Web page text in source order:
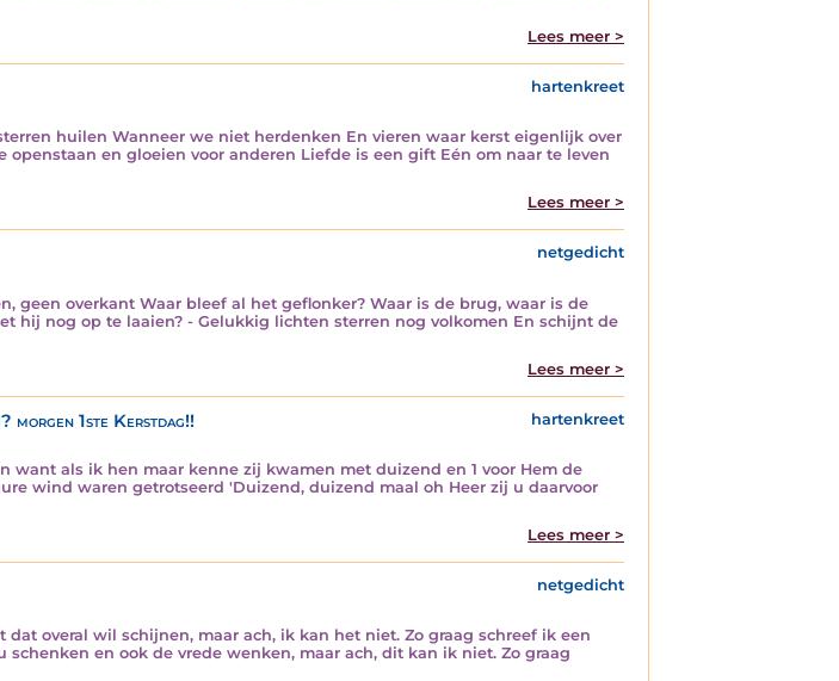
Lees meer >
hartenkreet
huilen Wanneer we niet herdenken En vieren waar kerst eigenlijk over
en gloeien voor anderen Liefde is een gift Eén om naar te leven
Lees meer >
netgedicht
geen overkant Waar bleef al het geflonker? Waar is de brug, waar is de
hij nog op te laaien? - Gelukkig lichten sterren nog volkomen En schijnt de
Lees meer >
1ste Kerstdag!!
hartenkreet
als ik hen maar kenne zij kwamen met duizend en 1 voor Hem de
wind waren getrotseerd 'Duizend, duizend maal oh Heer zij u daarvoor
Lees meer >
netgedicht
overal wil schijnen, maar ach, ik kan het niet. Zo graag schreef ik een
en ook de vrede wenken, maar ach, dit kan ik niet. Zo graag